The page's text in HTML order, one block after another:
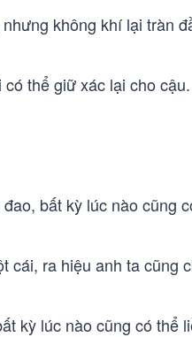
không khí lại tràn
thể giữ xác lại cho cậu.
bất kỳ lúc nào cũng
cái, ra hiệu anh ta cũng
kỳ lúc nào cũng có thể